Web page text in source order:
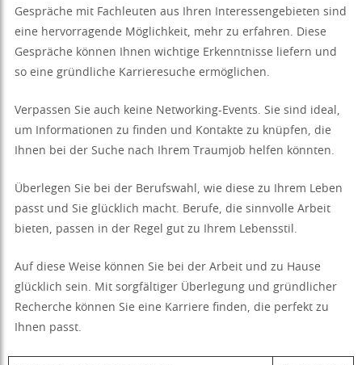
Gespräche mit Fachleuten aus Ihren Interessengebieten sind
eine hervorragende Möglichkeit, mehr zu erfahren. Diese
Gespräche können Ihnen wichtige Erkenntnisse liefern und
so eine gründliche Karrieresuche ermöglichen.
Verpassen Sie auch keine Networking-Events. Sie sind ideal,
um Informationen zu finden und Kontakte zu knüpfen, die
Ihnen bei der Suche nach Ihrem Traumjob helfen könnten.
Überlegen Sie bei der Berufswahl, wie diese zu Ihrem Leben
passt und Sie glücklich macht. Berufe, die sinnvolle Arbeit
bieten, passen in der Regel gut zu Ihrem Lebensstil.
Auf diese Weise können Sie bei der Arbeit und zu Hause
glücklich sein. Mit sorgfältiger Überlegung und gründlicher
Recherche können Sie eine Karriere finden, die perfekt zu
Ihnen passt.